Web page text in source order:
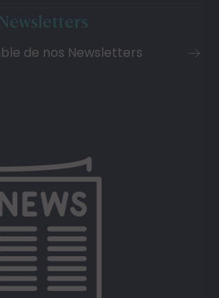
Newsletters
de nos Newsletters